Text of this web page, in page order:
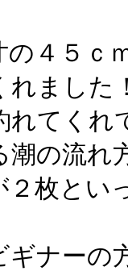
の４５ｃ
れました
れてくれ
潮の流れ
２枚とい
ギナーの